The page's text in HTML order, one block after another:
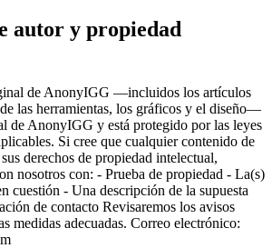
autor y propiedad
de AnonyIGG —incluidos los artículos
las herramientas, los gráficos y el diseño—
de AnonyIGG y está protegido por las leyes
Si cree que cualquier contenido de
derechos de propiedad intelectual,
nosotros con: - Prueba de propiedad - La(s)
cuestión - Una descripción de la supuesta
de contacto Revisaremos los avisos
medidas adecuadas. Correo electrónico: